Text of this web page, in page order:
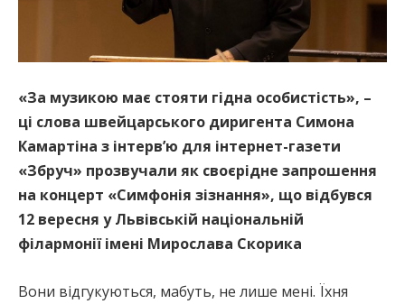
«За музикою має стояти гідна особистість», –
ці слова швейцарського диригента Симона
Камартіна з інтерв’ю для інтернет-газети
«Збруч» прозвучали як своєрідне запрошення
на концерт «Симфонія зізнання», що відбувся
12 вересня у Львівській національній
філармонії імені Мирослава Скорика
Вони відгукуються, мабуть, не лише мені. Їхня